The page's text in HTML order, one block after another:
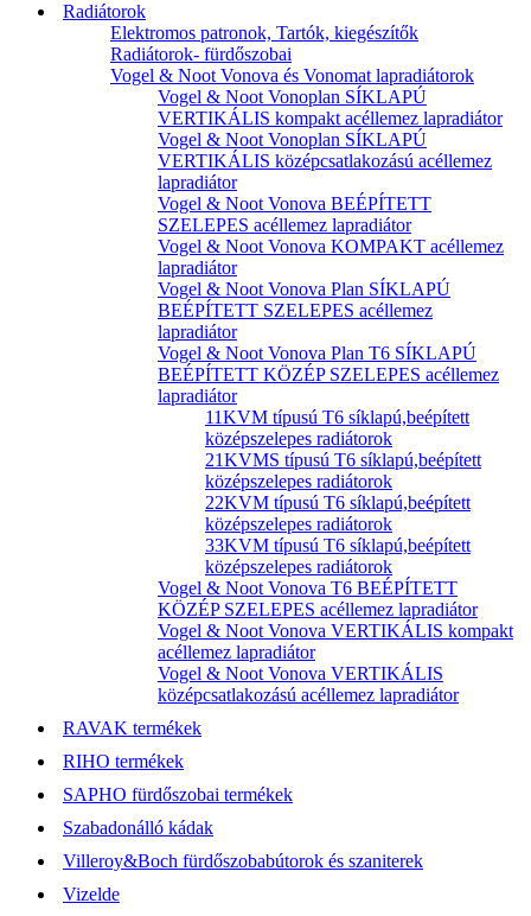
Radiátorok
Elektromos patronok, Tartók, kiegészítők
Radiátorok- fürdőszobai
Vogel & Noot Vonova és Vonomat lapradiátorok
Vogel & Noot Vonoplan SÍKLAPÚ
VERTIKÁLIS kompakt acéllemez lapradiátor
Vogel & Noot Vonoplan SÍKLAPÚ
VERTIKÁLIS középcsatlakozású acéllemez
lapradiátor
Vogel & Noot Vonova BEÉPÍTETT
SZELEPES acéllemez lapradiátor
Vogel & Noot Vonova KOMPAKT acéllemez
lapradiátor
Vogel & Noot Vonova Plan SÍKLAPÚ
BEÉPÍTETT SZELEPES acéllemez
lapradiátor
Vogel & Noot Vonova Plan T6 SÍKLAPÚ
BEÉPÍTETT KÖZÉP SZELEPES acéllemez
lapradiátor
11KVM típusú T6 síklapú,beépített
középszelepes radiátorok
21KVMS típusú T6 síklapú,beépített
középszelepes radiátorok
22KVM típusú T6 síklapú,beépített
középszelepes radiátorok
33KVM típusú T6 síklapú,beépített
középszelepes radiátorok
Vogel & Noot Vonova T6 BEÉPÍTETT
KÖZÉP SZELEPES acéllemez lapradiátor
Vogel & Noot Vonova VERTIKÁLIS kompakt
acéllemez lapradiátor
Vogel & Noot Vonova VERTIKÁLIS
középcsatlakozású acéllemez lapradiátor
RAVAK termékek
RIHO termékek
SAPHO fürdőszobai termékek
Szabadonálló kádak
Villeroy&Boch fürdőszobabútorok és szaniterek
Vizelde